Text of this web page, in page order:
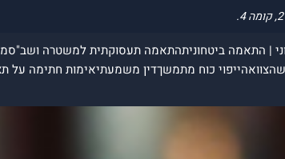
| התאמה ביטחוניתהתאמה תעסוקתית למשטרה ושב"ס
צוואהייפוי כוח מתמשךדין משמעתיאימות חתימה על